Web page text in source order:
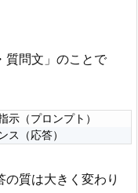
質問文」のことで
（プロンプト）
（応答）
質は大きく変わり